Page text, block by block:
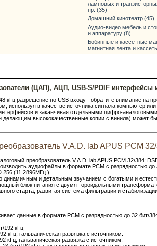
ламповых и
пр. (35)
Домашний кинотеатр (45)
Аудио-видео мебель и
и аппаратуру (8)
Бобинные и кассетные
магнитная лента и
(ЦАП), АЦП, USB-S/PDIF интерфейсы
разрешение по USB входу - обратите внимание на
в качестве источника сигнала компьютер или
и заканчивая отдельными цифро-
высококачественные копии с винила) может
V.A.D. lab APUS PCM
преобразователь V.A.D. lab APUS PCM 32/384;
аудиофайлы в формате PCM с разрядностью до
256 (11.2896МГц ).
и детальным звучанием с богатыми и
блок питания с двумя тороидальными
старта, развитая система фильтрации и
данные в формате PCM с разрядностью до 32 бит/
192 кГц
кГц, гальваническая развязка с источником.
кГц, гальваническая развязка с источником.